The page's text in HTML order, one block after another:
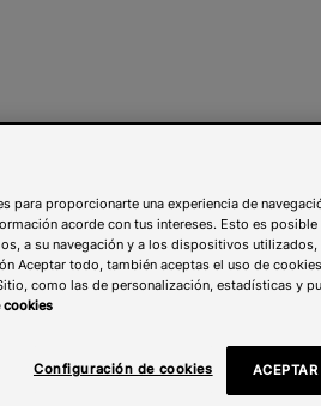
para proporcionarte una experiencia de
acorde con tus intereses. Esto es
a su navegación y a los dispositivos
Aceptar todo, también aceptas el uso de
como las de personalización, estadísticas y
cookies
Configuración de cookies